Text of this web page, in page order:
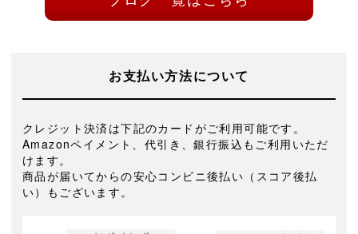
お支払い方法について
クレジット決済は下記のカードがご利用可能です。
Amazonペイメント、代引き、銀行振込もご利用いただ
けます。
商品が届いてからの安心コンビニ後払い（スコア後払
い）もございます。